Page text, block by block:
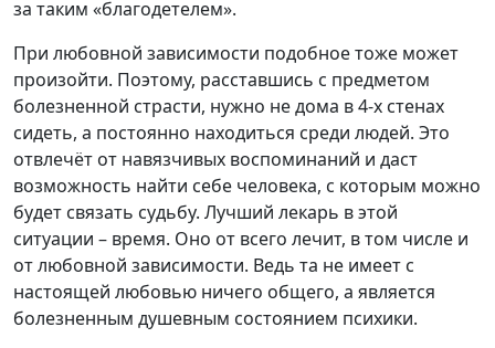
за таким «благодетелем».
При любовной зависимости подобное тоже может
произойти. Поэтому, расставшись с предметом
болезненной страсти, нужно не дома в 4-х стенах
сидеть, а постоянно находиться среди людей. Это
отвлечёт от навязчивых воспоминаний и даст
возможность найти себе человека, с которым можно
будет связать судьбу. Лучший лекарь в этой
ситуации – время. Оно от всего лечит, в том числе и
от любовной зависимости. Ведь та не имеет с
настоящей любовью ничего общего, а является
болезненным душевным состоянием психики.